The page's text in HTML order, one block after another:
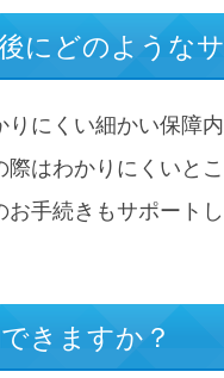
にどのような
りにくい細かい保障
際はわかりにくいと
お手続きもサポートし
きますか？